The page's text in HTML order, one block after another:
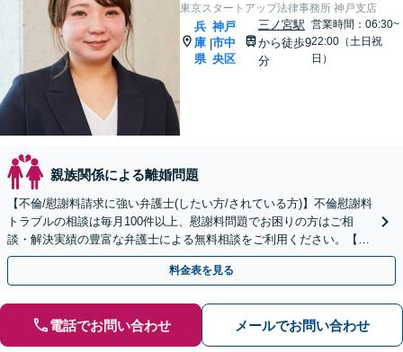
東京スタートアップ法律事務所 神戸支店
兵
庫
県
|
神戸
市中
央区
三ノ宮駅
から徒歩9
分
営業時間：06:30~
22:00（土日祝
日）
親族関係による離婚問題
【不倫/慰謝料請求に強い弁護士(したい方/されている方)】不倫慰謝料
トラブルの相談は毎月100件以上、慰謝料問題でお困りの方はご相
談・解決実績の豊富な弁護士による無料相談をご利用ください。【不
倫相談は初回0円】【兵庫県全域対応】
料金表を見る
電話でお問い合わせ メールでお問い合わせ